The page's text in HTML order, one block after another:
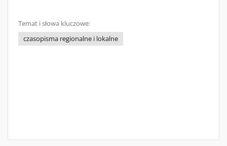
Temat i słowa kluczowe:
czasopisma regionalne i lokalne